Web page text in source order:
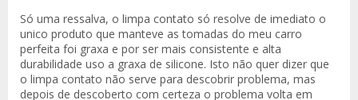
Só uma ressalva, o limpa contato só resolve de imediato o
unico produto que manteve as tomadas do meu carro
perfeita foi graxa e por ser mais consistente e alta
durabilidade uso a graxa de silicone. Isto não quer dizer que
o limpa contato não serve para descobrir problema, mas
depois de descoberto com certeza o problema volta em